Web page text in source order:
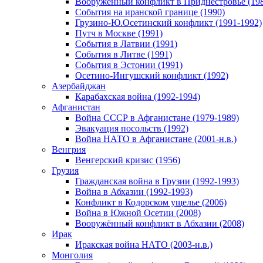
События на иранской границе (1990)
Грузино-Ю.Осетинский конфликт (1991-1992)
Путч в Москве (1991)
События в Латвии (1991)
События в Литве (1991)
События в Эстонии (1991)
Осетино-Ингушский конфликт (1992)
Азербайджан
Карабахская война (1992-1994)
Афганистан
Война СССР в Афганистане (1979-1989)
Эвакуация посольств (1992)
Война НАТО в Афганистане (2001-н.в.)
Венгрия
Венгерский кризис (1956)
Грузия
Гражданская война в Грузии (1992-1993)
Война в Абхазии (1992-1993)
Конфликт в Кодорском ущелье (2006)
Война в Южной Осетии (2008)
Вооружённый конфликт в Абхазии (2008)
Ирак
Иракская война НАТО (2003-н.в.)
Монголия